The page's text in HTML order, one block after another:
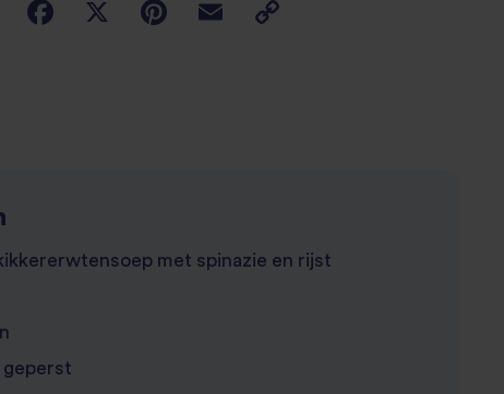
met spinazie en rijst
geperst